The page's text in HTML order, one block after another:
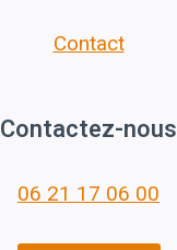
Contact
Contactez-nous
06 21 17 06 00